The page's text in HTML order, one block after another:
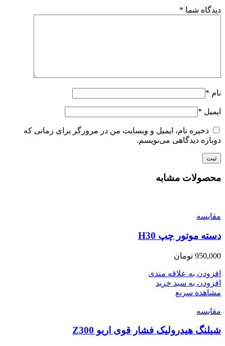
دیدگاه شما *
نام *
ایمیل *
ذخیره نام، ایمیل و وبسایت من در مرورگر برای زمانی که
دوباره دیدگاهی می‌نویسم.
محصولات مشابه
مقایسه
دسته موتور چپ H30
950,000 تومان
افزودن به علاقه مندی
افزودن به سبد خرید
مشاهده سریع
مقایسه
شیلنگ هیدرولیک فشار قوی اریو Z300